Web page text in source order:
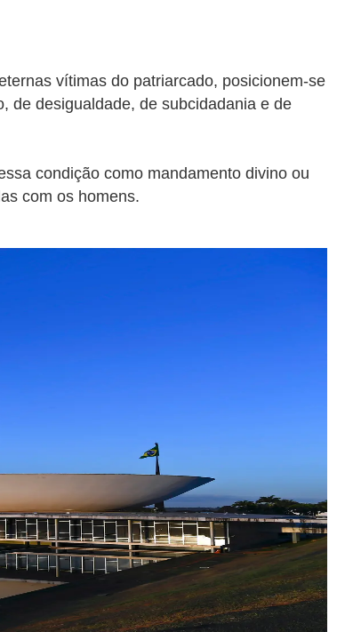
vítimas do patriarcado, posicionem-se
de desigualdade, de subcidadania e de
condição como mandamento divino ou
com os homens.